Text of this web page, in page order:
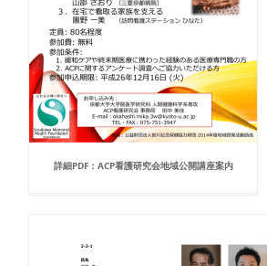
詳細PDF：ACP看護研究会地域公開講座案内